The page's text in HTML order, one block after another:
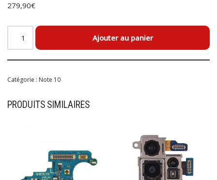
279,90€
Ajouter au panier
Catégorie : Note 10
PRODUITS SIMILAIRES